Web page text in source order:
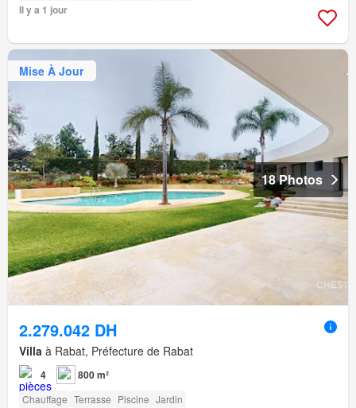
Il y a 1 jour
Mise À Jour
18 Photos
2.279.042 DH
Villa à Rabat, Préfecture de Rabat
4 800 m²
Chauffage Terrasse Piscine Jardin